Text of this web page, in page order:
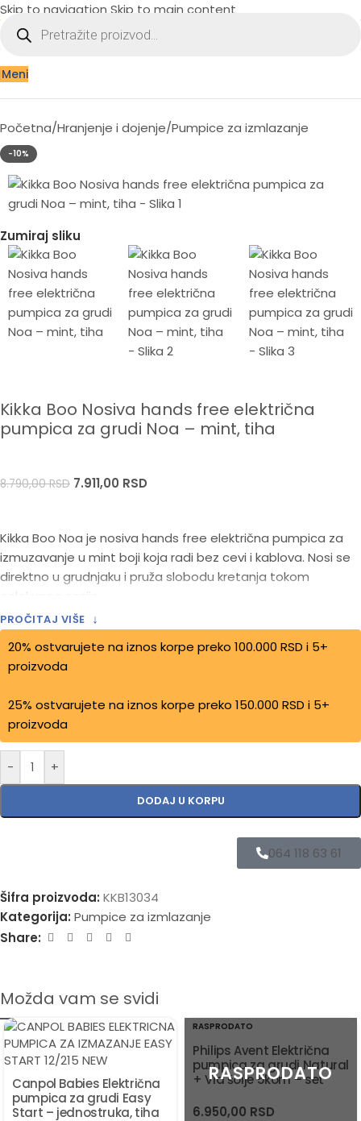
Skip to navigation Skip to main content
Meni
Početna/Hranjenje i dojenje/Pumpice za izmlazanje
-10%
Zumiraj sliku
Kikka Boo Nosiva hands free električna
pumpica za grudi Noa – mint, tiha
8.790,00RSD 7.911,00 RSD
Kikka Boo Noa je nosiva hands free električna pumpica za
izmuzavanje u mint boji koja radi bez cevi i kablova. Nosi se
direktno u grudnjaku i pruža slobodu kretanja tokom
celokupne sesije.
Tip: nosiva hands free električna pumpica za izmuzavanje
Boja: mint
Bez cevi i kablova – sloboda kretanja
BPA-free materijali
PROČITAJ VIŠE ↓
20% ostvarujete na iznos korpe preko 100.000 RSD i 5+
proizvoda
25% ostvarujete na iznos korpe preko 150.000 RSD i 5+
proizvoda
- +
DODAJ U KORPU
064 118 63 61
Šifra proizvoda: KKB13034
Kategorija: Pumpice za izmlazanje
Share:
Možda vam se svidi
Canpol Babies Električna
pumpica za grudi Easy
Start – jednostruka, tiha
RASPRODATO
Philips Avent Električna
pumpica za grudi Natural
+ Via šolje 5kom – set
6.950,00 RSD